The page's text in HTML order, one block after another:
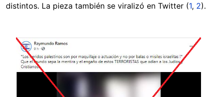
distintos. La pieza también se viralizó en Twitter (1, 2).
Image